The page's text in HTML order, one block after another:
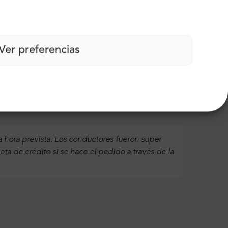
preferencias
prevista. Los conductores fueron super
de crédito si se hace el pedido a través de la